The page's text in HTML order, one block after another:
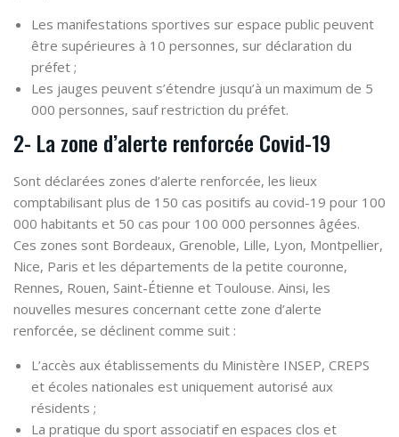
Les manifestations sportives sur espace public peuvent
être supérieures à 10 personnes, sur déclaration du
préfet ;
Les jauges peuvent s’étendre jusqu’à un maximum de 5
000 personnes, sauf restriction du préfet.
2- La zone d’alerte renforcée Covid-19
Sont déclarées zones d’alerte renforcée, les lieux
comptabilisant plus de 150 cas positifs au covid-19 pour 100
000 habitants et 50 cas pour 100 000 personnes âgées.
Ces zones sont Bordeaux, Grenoble, Lille, Lyon, Montpellier,
Nice, Paris et les départements de la petite couronne,
Rennes, Rouen, Saint-Étienne et Toulouse. Ainsi, les
nouvelles mesures concernant cette zone d’alerte
renforcée, se déclinent comme suit :
L’accès aux établissements du Ministère INSEP, CREPS
et écoles nationales est uniquement autorisé aux
résidents ;
La pratique du sport associatif en espaces clos et